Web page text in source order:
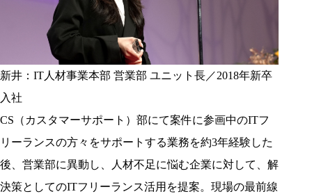
新井：IT人材事業本部 営業部 ユニット長／2018年新卒
入社
CS（カスタマーサポート）部にて案件に参画中のITフ
リーランスの方々をサポートする業務を約3年経験した
後、営業部に異動し、人材不足に悩む企業に対して、解
決策としてのITフリーランス活用を提案。現場の最前線